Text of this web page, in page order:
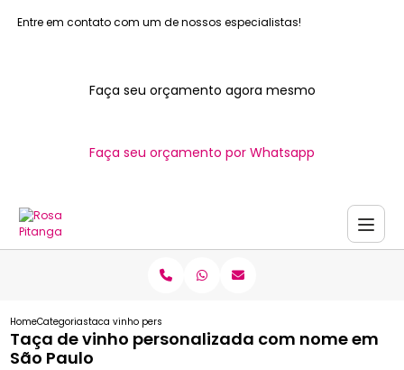
Entre em contato com um de nossos especialistas!
Faça seu orçamento agora mesmo
Faça seu orçamento por Whatsapp
HomeCategoriastaca vinho personalizada nome sao paulo
Taça de vinho personalizada com nome em
São Paulo